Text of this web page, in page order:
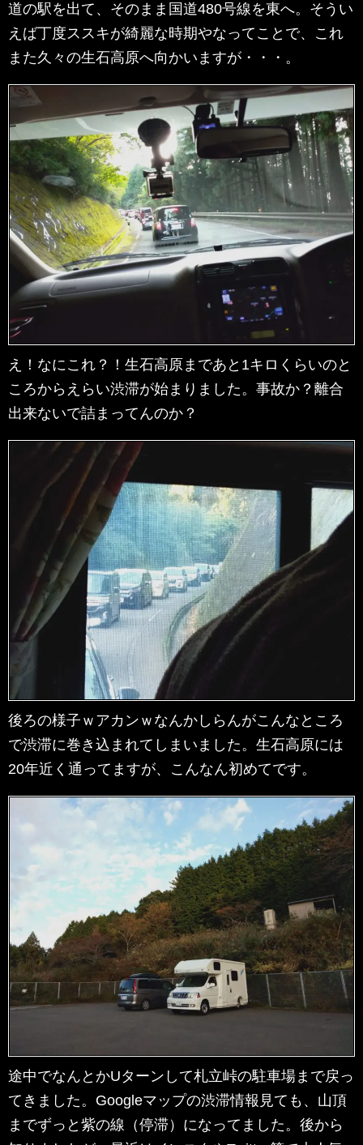
道の駅を出て、そのまま国道480号線を東へ。そうい
えば丁度ススキが綺麗な時期やなってことで、これ
また久々の生石高原へ向かいますが・・・。
え！なにこれ？！生石高原まであと1キロくらいのと
ころからえらい渋滞が始まりました。事故か？離合
出来ないで詰まってんのか？
後ろの様子ｗアカンｗなんかしらんがこんなところ
で渋滞に巻き込まれてしまいました。生石高原には
20年近く通ってますが、こんなん初めてです。
途中でなんとかUターンして札立峠の駐車場まで戻っ
てきました。Googleマップの渋滞情報見ても、山頂
までずっと紫の線（停滞）になってました。後から